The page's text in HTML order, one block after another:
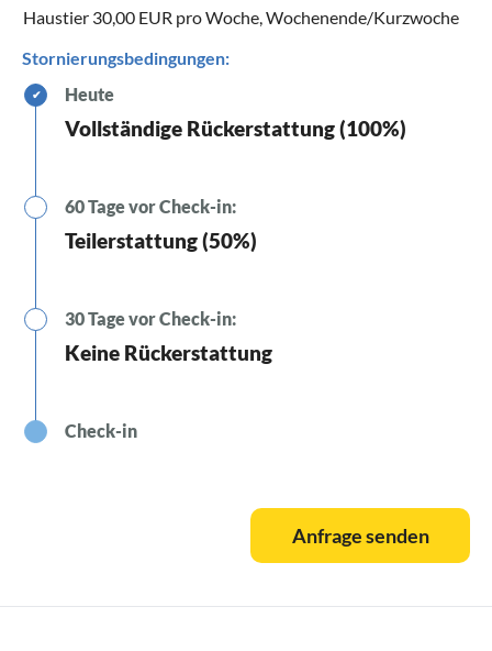
Haustier 30,00 EUR pro Woche, Wochenende/Kurzwoche
Stornierungsbedingungen:
✔ Heute
Vollständige Rückerstattung (100%)
60 Tage vor Check-in:
Teilerstattung (50%)
30 Tage vor Check-in:
Keine Rückerstattung
Check-in
Anfrage senden